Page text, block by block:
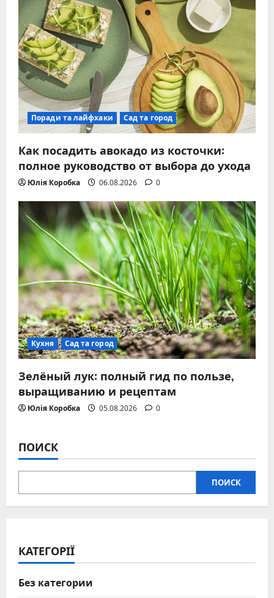
Поради та лайфхаки Сад та город
Как посадить авокадо из косточки:
полное руководство от выбора до ухода
Юлія Коробка 06.08.2026 0
Кухня Сад та город
Зелёный лук: полный гид по пользе,
выращиванию и рецептам
Юлія Коробка 05.08.2026 0
ПОИСК
ПОИСК
КАТЕГОРІЇ
Без категории